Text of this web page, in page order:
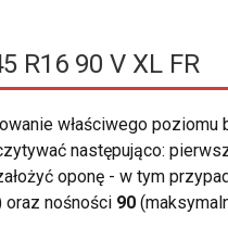
R16 90 V XL FR
właściwego
następująco:
oponę - w tym
nośności 90